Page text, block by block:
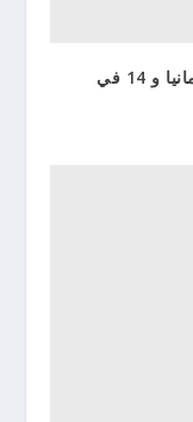
ارتفاع أعداد الضحايا إلى 93 قتيل في ألمانيا و 14 في